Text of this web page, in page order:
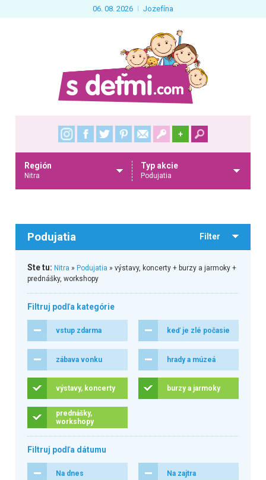
06. 08. 2026 Jozefína
+
Región
Nitra
Typ akcie
Podujatia
Podujatia Filter
Ste tu: Nitra » Podujatia » výstavy, koncerty + burzy a jarmoky +
prednášky, workshopy
Filtruj podľa kategórie
vstup zdarma keď je zlé počasie
zábava vonku hrady a múzeá
výstavy, koncerty burzy a jarmoky
prednášky,
workshopy
Filtruj podľa dátumu
Na dnes Na zajtra